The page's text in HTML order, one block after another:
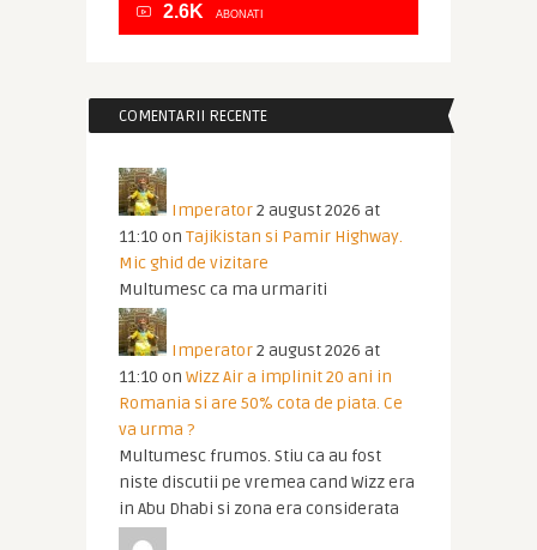
2.6K ABONATI
COMENTARII RECENTE
Imperator2 august 2026 at
11:10 on Tajikistan si Pamir Highway.
Mic ghid de vizitare
Multumesc ca ma urmariti
Imperator2 august 2026 at
11:10 on Wizz Air a implinit 20 ani in
Romania si are 50% cota de piata. Ce
va urma ?
Multumesc frumos. Stiu ca au fost
niste discutii pe vremea cand Wizz era
in Abu Dhabi si zona era considerata